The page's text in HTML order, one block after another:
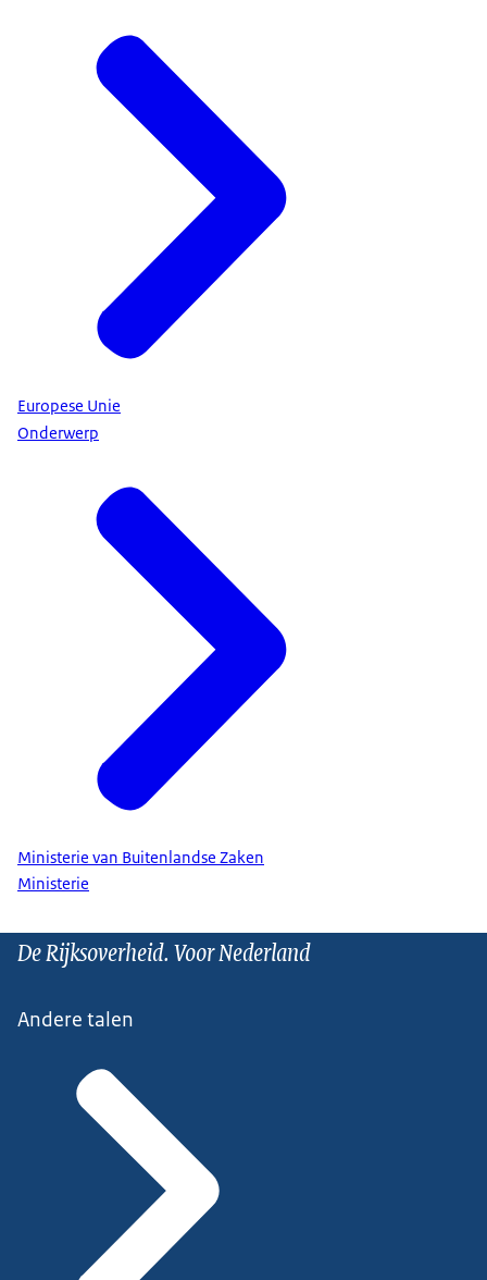
Europese Unie
Onderwerp
Ministerie van Buitenlandse Zaken
Ministerie
De Rijksoverheid. Voor Nederland
Andere talen